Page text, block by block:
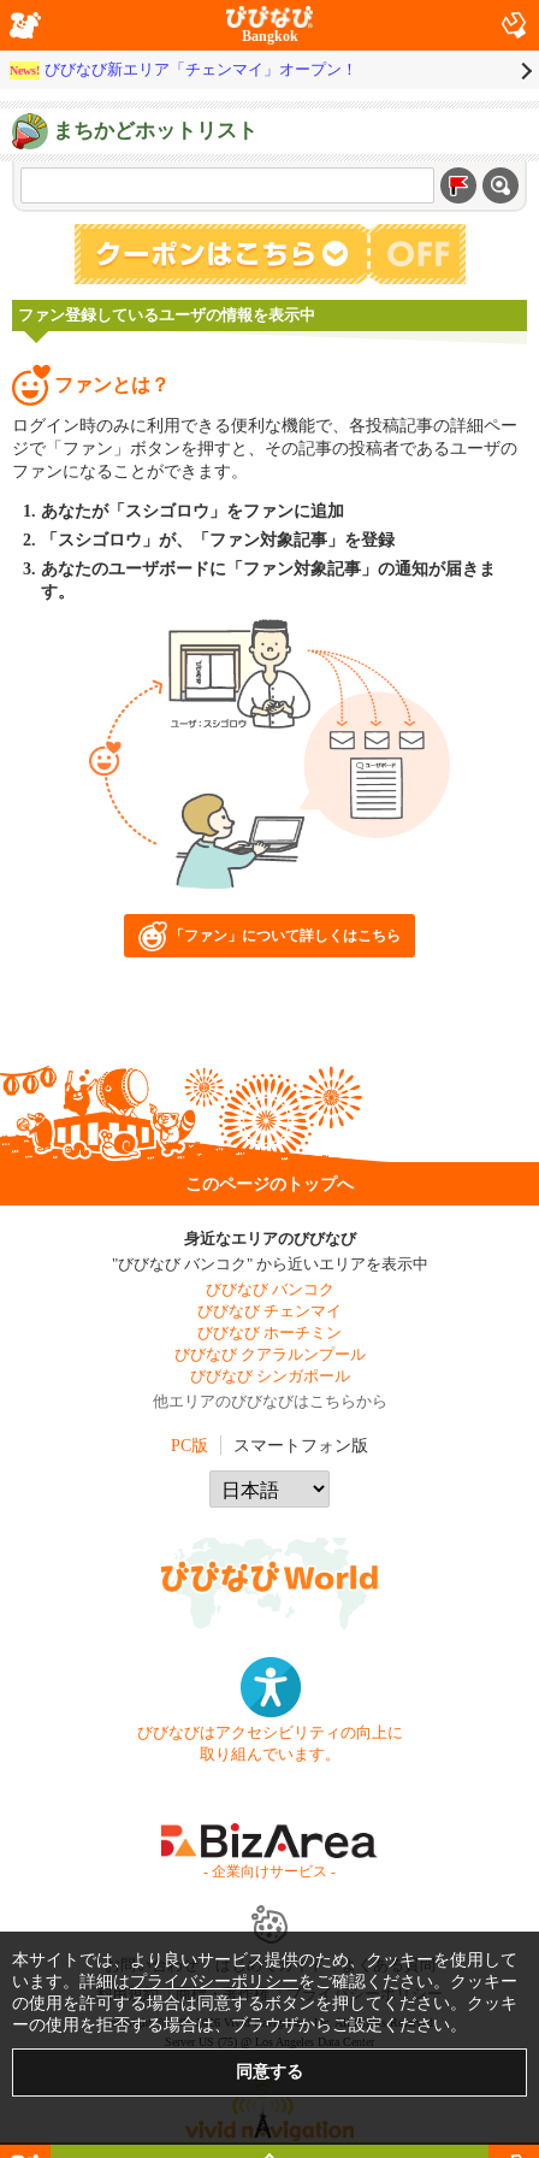
Bangkok
News! びびなび新エリア「チェンマイ」オープン！
まちかどホットリスト
ファン登録しているユーザの情報を表示中
ファンとは？
ログイン時のみに利用できる便利な機能で、各投稿記事の詳細ペー
ジで「ファン」ボタンを押すと、その記事の投稿者であるユーザの
ファンになることができます。
あなたが「スシゴロウ」をファンに追加
「スシゴロウ」が、「ファン対象記事」を登録
あなたのユーザボードに「ファン対象記事」の通知が届きま
す。
「ファン」について詳しくはこちら
このページのトップへ
身近なエリアのびびなび
"びびなび バンコク" から近いエリアを表示中
びびなび バンコク
びびなび チェンマイ
びびなび ホーチミン
びびなび クアラルンプール
びびなび シンガポール
他エリアのびびなびはこちらから
PC版 スマートフォン版
びびなびはアクセシビリティの向上に
取り組んでいます。
- 企業向けサービス -
お問い合わせ はじめてガイド
よくある質問
利用規約
商標・著作権 プライバシーポリシー
Copyright © 1999-2026 Vivid Navigation, Inc. All Rights Reserved.
Server US (75) @ Los Angeles Data Center
本サイトでは、より良いサービス提供のため、クッキーを使用して
います。詳細はプライバシーポリシーをご確認ください。クッキー
の使用を許可する場合は同意するボタンを押してください。クッキ
ーの使用を拒否する場合は、ブラウザからご設定ください。